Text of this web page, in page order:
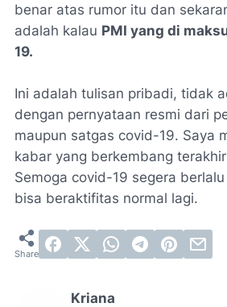
benar atas rumor itu dan
adalah kalau PMI yang di
19.
Ini adalah tulisan pribadi, tidak
dengan pernyataan resmi dari
maupun satgas covid-19. Saya
kabar yang berkembang
Semoga covid-19 segera
bisa beraktifitas normal lagi.
Kriana